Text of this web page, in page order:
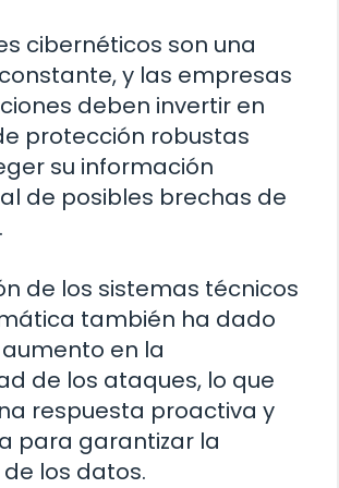
cibernéticos son una
y las empresas
deben invertir en
protección robustas
su información
de posibles brechas de
de los sistemas técnicos
también ha dado
en la
de los ataques, lo que
respuesta proactiva y
para garantizar la
los datos.